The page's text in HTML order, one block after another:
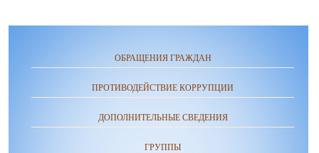
ОБРАЩЕНИЯ ГРАЖДАН
ПРОТИВОДЕЙСТВИЕ КОРРУПЦИИ
ДОПОЛНИТЕЛЬНЫЕ СВЕДЕНИЯ
ГРУППЫ